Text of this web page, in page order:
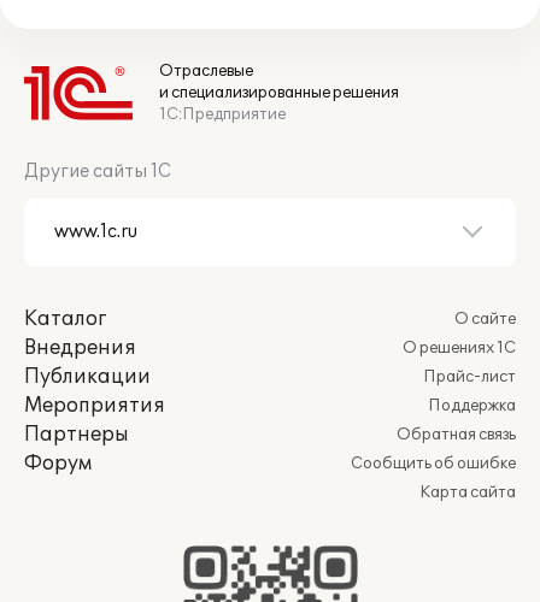
Отраслевые
и специализированные решения
1С:Предприятие
Другие сайты 1С
Каталог
Внедрения
Публикации
Мероприятия
Партнеры
Форум
О сайте
О решениях 1С
Прайс-лист
Поддержка
Обратная связь
Сообщить об ошибке
Карта сайта